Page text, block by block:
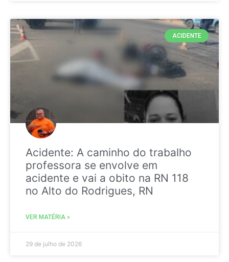
ACIDENTE
Acidente: A caminho do trabalho
professora se envolve em
acidente e vai a obito na RN 118
no Alto do Rodrigues, RN
VER MATÉRIA »
29 de julho de 2026